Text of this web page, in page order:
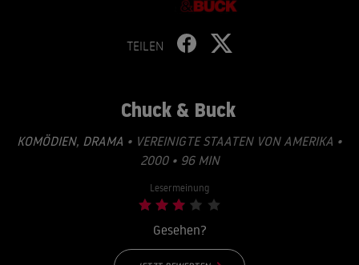
TEILEN
Chuck & Buck
KOMÖDIEN, DRAMA • VEREINIGTE STAATEN VON AMERIKA •
2000 • 96 MIN
Lesermeinung
Gesehen?